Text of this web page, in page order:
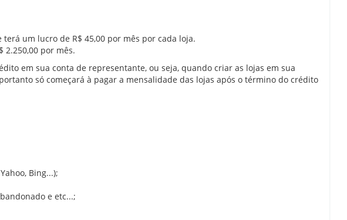
um lucro de R$ 45,00 por mês por cada loja.
2.250,00 por mês.
em sua conta de representante, ou seja, quando criar as lojas em sua
só começará à pagar a mensalidade das lojas após o término do crédito
Bing...);
e etc...;